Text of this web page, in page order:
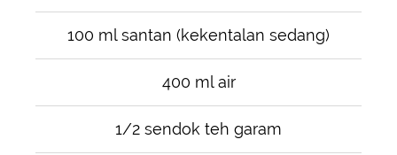
100 ml santan (kekentalan sedang)
400 ml air
1/2 sendok teh garam